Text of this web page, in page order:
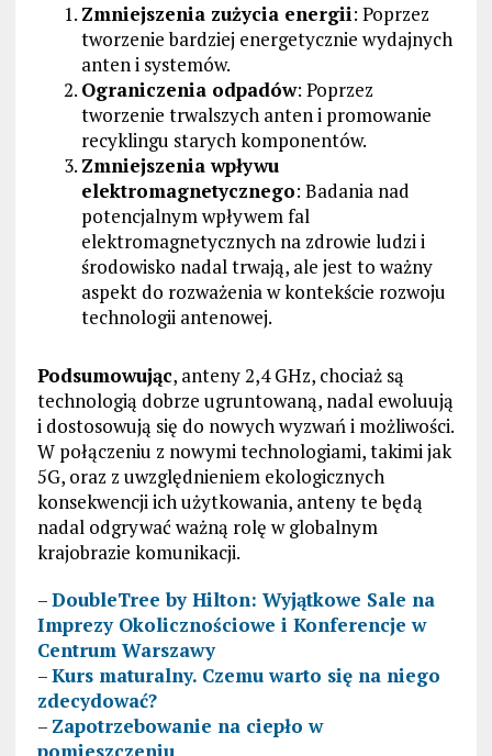
Zmniejszenia zużycia energii: Poprzez
tworzenie bardziej energetycznie wydajnych
anten i systemów.
Ograniczenia odpadów: Poprzez
tworzenie trwalszych anten i promowanie
recyklingu starych komponentów.
Zmniejszenia wpływu
elektromagnetycznego: Badania nad
potencjalnym wpływem fal
elektromagnetycznych na zdrowie ludzi i
środowisko nadal trwają, ale jest to ważny
aspekt do rozważenia w kontekście rozwoju
technologii antenowej.
Podsumowując, anteny 2,4 GHz, chociaż są
technologią dobrze ugruntowaną, nadal ewoluują
i dostosowują się do nowych wyzwań i możliwości.
W połączeniu z nowymi technologiami, takimi jak
5G, oraz z uwzględnieniem ekologicznych
konsekwencji ich użytkowania, anteny te będą
nadal odgrywać ważną rolę w globalnym
krajobrazie komunikacji.
–DoubleTree by Hilton: Wyjątkowe Sale na
Imprezy Okolicznościowe i Konferencje w
Centrum Warszawy
–Kurs maturalny. Czemu warto się na niego
zdecydować?
– Zapotrzebowanie na ciepło w